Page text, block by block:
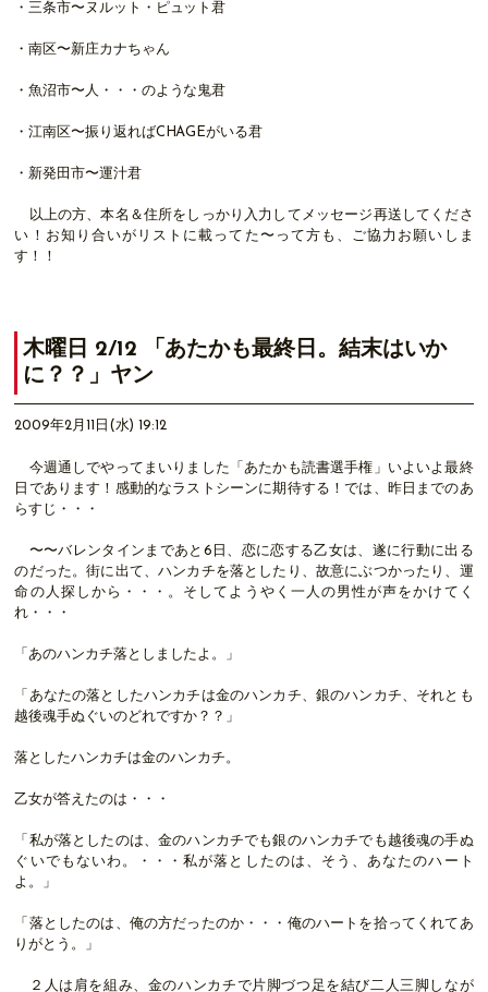
・三条市〜ヌルット・ピュット君
・南区〜新庄カナちゃん
・魚沼市〜人・・・のような鬼君
・江南区〜振り返ればCHAGEがいる君
・新発田市〜運汁君
以上の方、本名＆住所をしっかり入力してメッセージ再送してくださ
い！お知り合いがリストに載ってた〜って方も、ご協力お願いしま
す！！
木曜日 2/12 「あたかも最終日。結末はいか
に？？」ヤン
2009年2月11日(水) 19:12
今週通しでやってまいりました「あたかも読書選手権」いよいよ最終
日であります！感動的なラストシーンに期待する！では、昨日までのあ
らすじ・・・
〜〜バレンタインまであと6日、恋に恋する乙女は、遂に行動に出る
のだった。街に出て、ハンカチを落としたり、故意にぶつかったり、運
命の人探しから・・・。そしてようやく一人の男性が声をかけてく
れ・・・
「あのハンカチ落としましたよ。」
「あなたの落としたハンカチは金のハンカチ、銀のハンカチ、それとも
越後魂手ぬぐいのどれですか？？」
落としたハンカチは金のハンカチ。
乙女が答えたのは・・・
「私が落としたのは、金のハンカチでも銀のハンカチでも越後魂の手ぬ
ぐいでもないわ。・・・私が落としたのは、そう、あなたのハート
よ。」
「落としたのは、俺の方だったのか・・・俺のハートを拾ってくれてあ
りがとう。」
２人は肩を組み、金のハンカチで片脚づつ足を結び二人三脚しなが